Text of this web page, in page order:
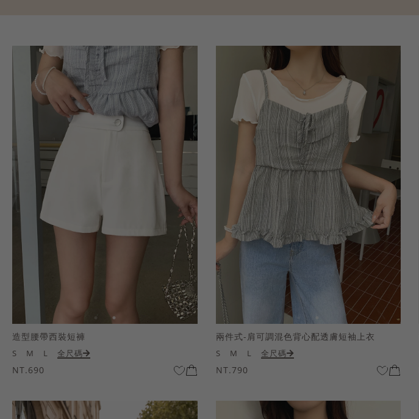
造型腰帶西裝短褲
S M L 全尺碼
NT.690
兩件式-肩可調混色背心配透膚短袖上衣
S M L 全尺碼
NT.790